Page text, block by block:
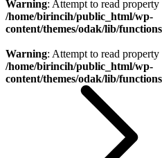
Warning: Attempt to read
/home/birincih/public_html/wp-
content/themes/odak/lib/
Warning: Attempt to read
/home/birincih/public_html/wp-
content/themes/odak/lib/